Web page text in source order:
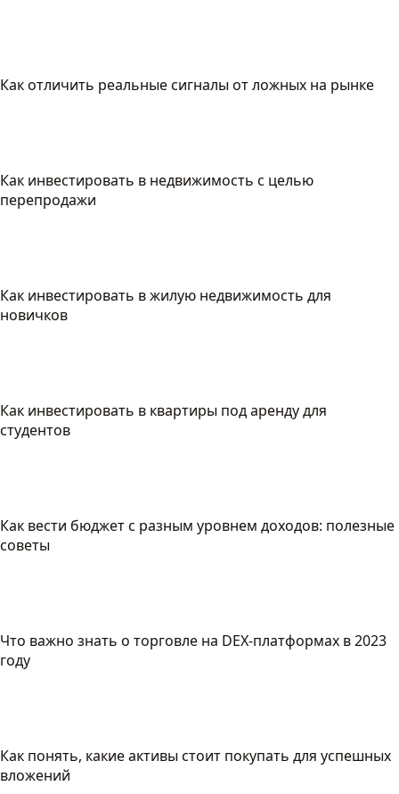
Как отличить реальные сигналы от ложных на рынке
Как инвестировать в недвижимость с целью
перепродажи
Как инвестировать в жилую недвижимость для
новичков
Как инвестировать в квартиры под аренду для
студентов
Как вести бюджет с разным уровнем доходов: полезные
советы
Что важно знать о торговле на DEX-платформах в 2023
году
Как понять, какие активы стоит покупать для успешных
вложений